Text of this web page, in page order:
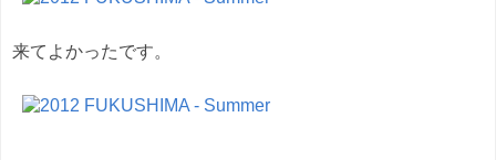
来てよかったです。